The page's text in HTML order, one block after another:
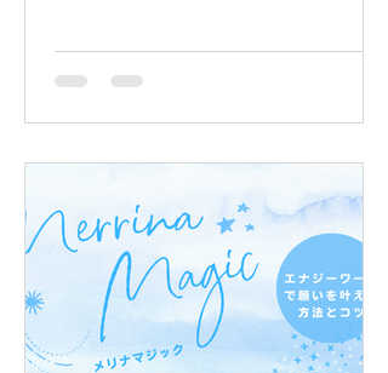
合。 大自然との融合。...